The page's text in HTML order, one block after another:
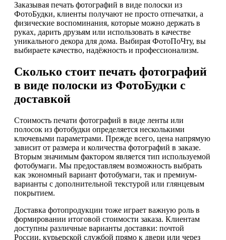
Заказывая печать фотографий в виде полоски из
ФотоБудки, клиенты получают не просто отпечатки, а
физические воспоминания, которые можно держать в
руках, дарить друзьям или использовать в качестве
уникального декора для дома. Выбирая ФотоПоЧту, вы
выбираете качество, надёжность и профессионализм.
Сколько стоит печать фотографий
в виде полоски из ФотоБудки с
доставкой
Стоимость печати фотографий в виде ленты или
полосок из фотобудки определяется несколькими
ключевыми параметрами. Прежде всего, цена напрямую
зависит от размера и количества фотографий в заказе.
Вторым значимым фактором является тип используемой
фотобумаги. Мы предоставляем возможность выбрать
как экономный вариант фотобумаги, так и премиум-
варианты с дополнительной текстурой или глянцевым
покрытием.
Доставка фотопродукции тоже играет важную роль в
формировании итоговой стоимости заказа. Клиентам
доступны различные варианты доставки: почтой
России, курьерской службой прямо к двери или через